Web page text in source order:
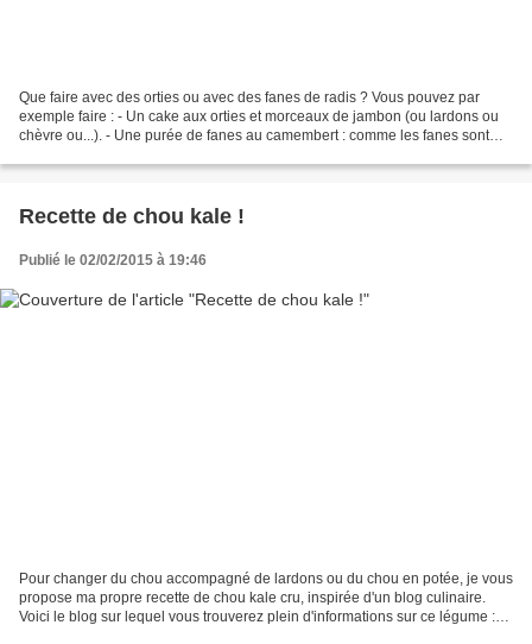
Que faire avec des orties ou avec des fanes de radis ? Vous pouvez par
exemple faire : - Un cake aux orties et morceaux de jambon (ou lardons ou
chèvre ou...). - Une purée de fanes au camembert : comme les fanes sont
Recette de chou kale !
Publié le 02/02/2015 à 19:46
Pour changer du chou accompagné de lardons ou du chou en potée, je vous
propose ma propre recette de chou kale cru, inspirée d'un blog culinaire.
Voici le blog sur lequel vous trouverez plein d'informations sur ce légume :